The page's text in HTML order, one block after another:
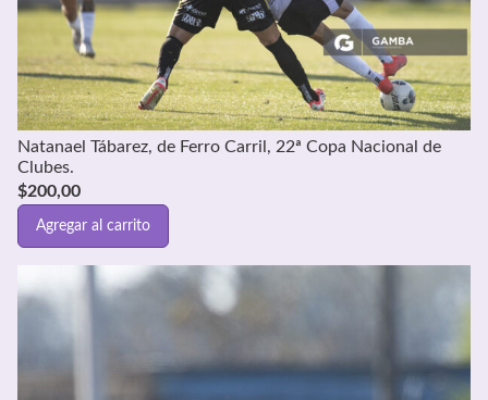
Natanael Tábarez, de Ferro Carril, 22ª Copa Nacional de
Clubes.
$200,00
Agregar al carrito